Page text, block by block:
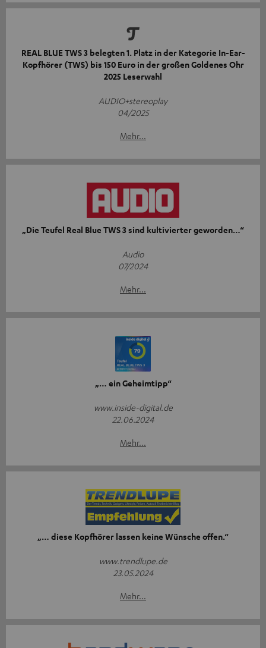
REAL BLUE TWS 3 belegten 1. Platz in der Kategorie In-Ear-
Kopfhörer (TWS) bis 150 Euro in der großen Goldenes Ohr
2025 Leserwahl
AUDIO+stereoplay
04/2025
Mehr...
„Die Teufel Real Blue TWS 3 sind kultivierter geworden…“
Audio
07/2024
Mehr...
„… ein Geheimtipp“
www.inside-digital.de
22.06.2024
Mehr...
„… diese Kopfhörer lassen keine Wünsche offen.“
www.trendlupe.de
23.05.2024
Mehr...